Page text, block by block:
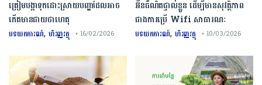
អ៊ីនធឺណិតផ្ទាល់ខ្លួន ដើម្បីមានសុវត្ថិភាព
ជាងការប្រើ Wifi​ សាធារណៈ
បទយកការណ៍, ហិរញ្ញវត្ថុ • 10/03/2026
ត្រៀមបង្កាទុកដោះស្រាយបញ្ហាដែលអាច
កើតមានជាយថាហេតុ
បទយកការណ៍, ហិរញ្ញវត្ថុ • 16/02/2026